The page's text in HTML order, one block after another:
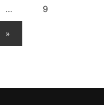
… 9
»